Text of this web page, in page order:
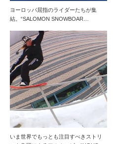
ヨーロッパ屈指のライダーたちが集
結。“SALOMON SNOWBOAR…
いま世界でもっとも注目すべきストリ